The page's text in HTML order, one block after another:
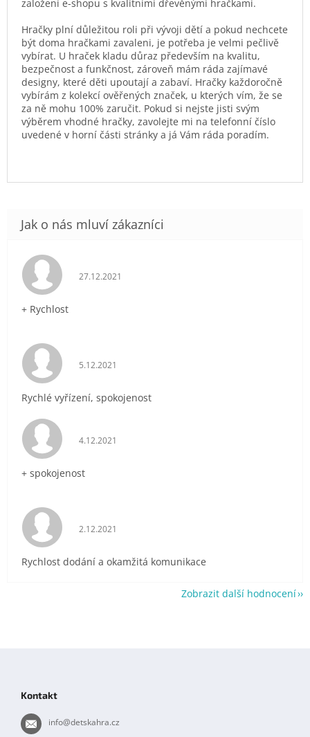
založení e-shopu s kvalitními dřevěnými hračkami.
Hračky plní důležitou roli při vývoji dětí a pokud nechcete
být doma hračkami zavaleni, je potřeba je velmi pečlivě
vybírat. U hraček kladu důraz především na kvalitu,
bezpečnost a funkčnost, zároveň mám ráda zajímavé
designy, které děti upoutají a zabaví. Hračky každoročně
vybírám z kolekcí ověřených značek, u kterých vím, že se
za ně mohu 100% zaručit. Pokud si nejste jisti svým
výběrem vhodné hračky, zavolejte mi na telefonní číslo
uvedené v horní části stránky a já Vám ráda poradím.
Hodnocení obchodu je 5 z 5 hvězdiček.
27.12.2021
+ Rychlost
Hodnocení obchodu je 5 z 5 hvězdiček.
5.12.2021
Rychlé vyřízení, spokojenost
Hodnocení obchodu je 5 z 5 hvězdiček.
4.12.2021
+ spokojenost
Hodnocení obchodu je 5 z 5 hvězdiček.
2.12.2021
Rychlost dodání a okamžitá komunikace
Zobrazit další hodnocení
Kontakt
info@detskahra.cz